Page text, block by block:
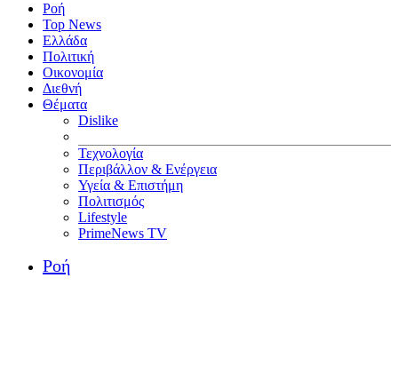
Ροή
Top News
Ελλάδα
Πολιτική
Οικονομία
Διεθνή
Θέματα
Dislike
Τεχνολογία
Περιβάλλον & Ενέργεια
Υγεία & Επιστήμη
Πολιτισμός
Lifestyle
PrimeNews TV
Ροή